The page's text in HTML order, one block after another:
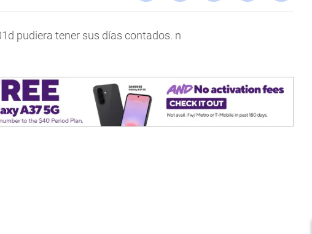
pudiera tener sus días contados. n